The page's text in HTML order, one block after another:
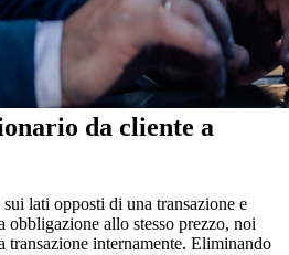
da cliente a
lati opposti di una transazione e
obbligazione allo stesso prezzo, noi
transazione internamente. Eliminando